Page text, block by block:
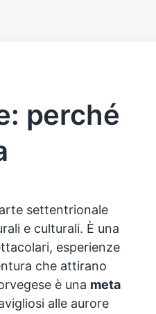
perché
settentrionale
e culturali. È una
esperienze
che attirano
è una meta
alle aurore